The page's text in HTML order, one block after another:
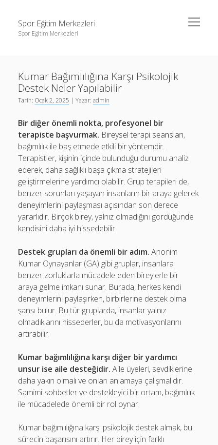
Spor Eğitim Merkezleri
Spor Eğitim Merkezleri
menüyü
aç
Sayfa Listesi
Şifresiz Instagram Beğeni Arttırma
Liste
Şifresiz Instagram Beğeni Arttırma
Tiktok Yorum Yükleme Bedava
Kumar Bağımlılığına Karşı Psikolojik
Destek Neler Yapılabilir
Tarih: Ocak 2, 2025 | Yazar:admin
Bir diğer önemli nokta, profesyonel bir
terapiste başvurmak. Bireysel terapi seansları,
bağımlılık ile baş etmede etkili bir yöntemdir.
Terapistler, kişinin içinde bulunduğu durumu analiz
ederek, daha sağlıklı başa çıkma stratejileri
geliştirmelerine yardımcı olabilir. Grup terapileri de,
benzer sorunları yaşayan insanların bir araya gelerek
deneyimlerini paylaşması açısından son derece
yararlıdır. Birçok birey, yalnız olmadığını gördüğünde
kendisini daha iyi hissedebilir.
Destek grupları da önemli bir adım. Anonim
Kumar Oynayanlar (GA) gibi gruplar, insanlara
benzer zorluklarla mücadele eden bireylerle bir
araya gelme imkanı sunar. Burada, herkes kendi
deneyimlerini paylaşırken, birbirlerine destek olma
şansı bulur. Bu tür gruplarda, insanlar yalnız
olmadıklarını hissederler, bu da motivasyonlarını
artırabilir.
Kumar bağımlılığına karşı diğer bir yardımcı
unsur ise aile desteğidir. Aile üyeleri, sevdiklerine
daha yakın olmalı ve onları anlamaya çalışmalıdır.
Samimi sohbetler ve destekleyici bir ortam, bağımlılık
ile mücadelede önemli bir rol oynar.
Kumar bağımlılığına karşı psikolojik destek almak, bu
sürecin başarısını artırır. Her birey için farklı